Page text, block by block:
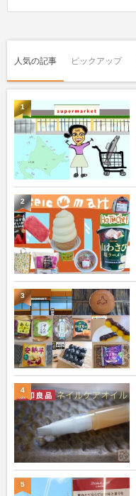
人気の記事 ピックアップ
1
2
3
4
5